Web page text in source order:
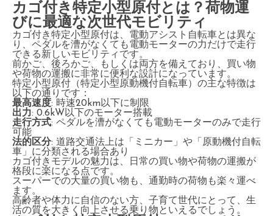
カゴ付き特定小型原付とは？荷物運
びに最適な次世代モビリティ
カゴ付き特定小型原付は、電動アシスト自転車とは異な
り、ペダルを漕がなくても電動モーターの力だけで走行
できる新しいモビリティです。
前かご、後ろかご、もしくは両方を備えており、買い物
や荷物の運搬に非常に便利な設計になっています。
特定小型原付（特定小型原動機付自転車）の主な特徴は
以下の通りです：
最高速度: 時速20km以下に制限
出力: 0.6kW以下のモーター搭載
走行方式: ペダルを漕がなくても電動モーターのみで走行
可能
法的区分: 道路交通法上は「ミニカー」や「原動機付自転
車」に分類される場合あり
カゴ付きモデルの魅力は、日常の買い物や荷物の運搬が
格段に楽になる点です。
スーパーでの大量の買い物も、通勤時の荷物も楽々運べ
ます。
高齢者や体力に自信のない方、子育て世代にとって、生
活の質を大きく向上させる乗り物といえるでしょう。